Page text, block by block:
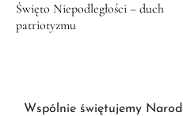
Święto Niepodległości – duch
patriotyzmu
Wspólnie świętujemy